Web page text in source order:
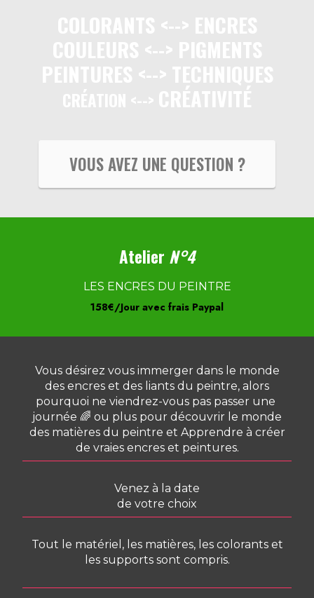
VOUS AVEZ UNE QUESTION ?
Atelier N°4
LES ENCRES DU PEINTRE
158€/Jour avec frais Paypal
Vous désirez vous immerger dans le monde
des encres et des liants du peintre, alors
pourquoi ne viendrez-vous pas passer une
journée 🌈 ou plus pour découvrir le monde
des matières du peintre et Apprendre à créer
de vraies encres et peintures.
Venez à la date
de votre choix
Tout le matériel, les matières, les colorants et
les supports sont compris.